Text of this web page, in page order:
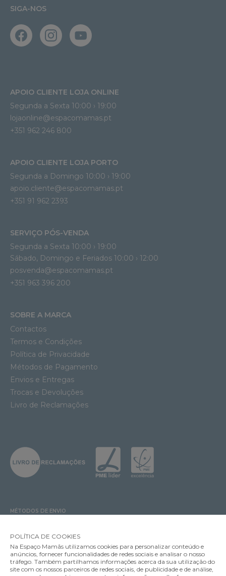
SIGA-NOS
APOIO CLIENTE LOJA ONLINE
Segunda a Sexta 10:00 › 19:00
lojaonline@espacomamas.pt
+351 962 246 800
APOIO CLIENTE LOJA PORTO
Segunda a Domingo 10:00 › 19:00
apoio.cliente@espacomamas.pt
+351 91 962 2393
SERVIÇO PÓS-VENDA
Segunda a Sexta 10:00 › 19:00
Sábado, Domingo e Feriados 10:00 › 12:00
posvenda@espacomamas.pt
+351 963 396 200
SOBRE A MARCA
Contactos
Termos e Condições
Política de Privacidade
Métodos de Pagamento
Envios e Entregas
Trocas e Devoluções
Livro de Reclamações
MÉTODOS DE ENVIO
MÉTODOS DE PAGAMENTO
POLÍTICA DE COOKIES
Na Espaço Mamãs utilizamos cookies para personalizar conteúdo e
anúncios, fornecer funcionalidades de redes sociais e analisar o nosso
tráfego. Também partilhamos informações acerca da sua utilização do
site com os nossos parceiros de redes sociais, de publicidade e de análise,